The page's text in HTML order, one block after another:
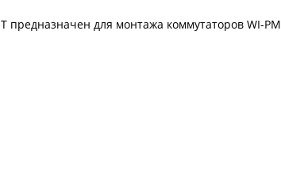
для монтажа коммутаторов WI-